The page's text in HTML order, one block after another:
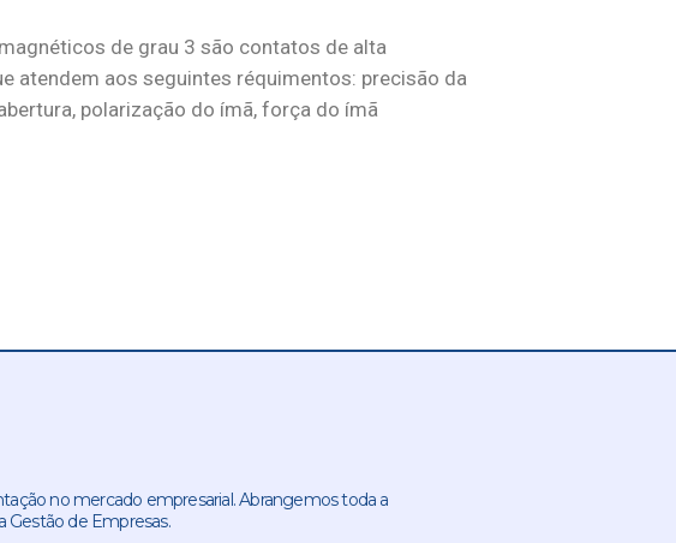
de grau 3 são contatos de alta
atendem aos seguintes réquimentos: precisão da
polarização do ímã, força do ímã
no mercado empresarial. Abrangemos toda a
Gestão de Empresas.